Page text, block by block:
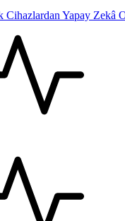
Cihazlardan Yapay Zekâ